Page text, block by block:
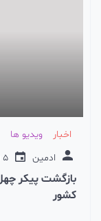
اخبار
ویدیو ها
ادمین
5 سال Ago
بازگشت پیکر
کشور